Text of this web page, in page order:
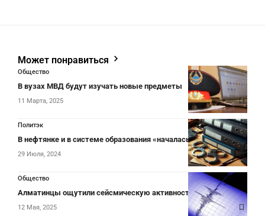
Может понравиться
Общество
В вузах МВД будут изучать новые предметы
11 Марта, 2025
Политэк
В нефтянке и в системе образования «началась веселуха»
29 Июля, 2024
Общество
Алматинцы ощутили сейсмическую активность
12 Мая, 2025